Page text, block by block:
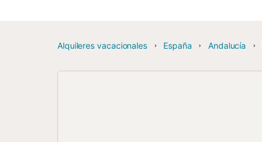
Alquileres vacacionales España Andalucía